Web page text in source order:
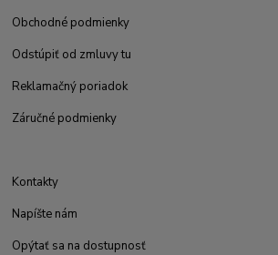
Obchodné podmienky
Odstúpiť od zmluvy tu
Reklamačný poriadok
Záručné podmienky
Kontakty
Napíšte nám
Opýtať sa na dostupnosť